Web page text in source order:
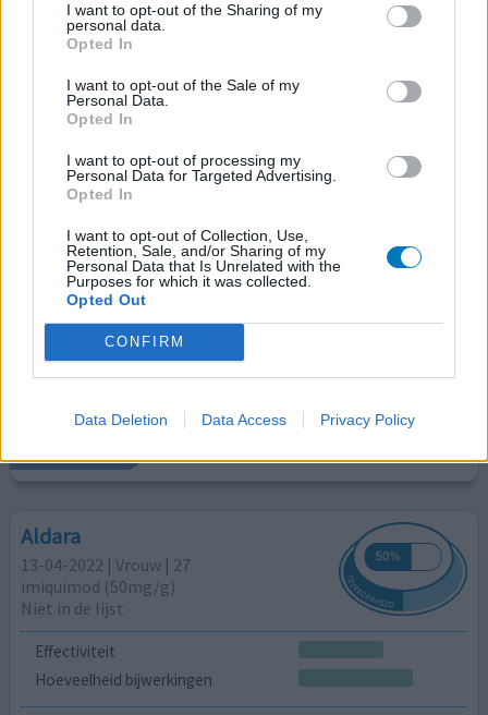
I want to opt-out of the Sharing of my
personal data.
Opted In
I want to opt-out of the Sale of my
Personal Data.
Opted In
I want to opt-out of processing my
Personal Data for Targeted Advertising.
Opted In
I want to opt-out of Collection, Use,
Retention, Sale, and/or Sharing of my
Personal Data that Is Unrelated with the
Purposes for which it was collected.
Opted Out
CONFIRM
Data Deletion Data Access Privacy Policy
Aldara
imiquimod (50mg/g)
Niet in de lijst
Effectiviteit
Hoeveelheid bijwerkingen
Vanwege voorstadium baarmoederhalskanker (pap3a1,
toen pap3a2) en afwijkende biopten (cin2/cin3) ben ik
gestart met de aldara creme na een gesprek met mijn
gynaecoloog. Omdat ik 31 ben en nog een kinderwens
heb is hier toen voor gekozen in plaats van gelijk een
lisexcisie. Het is een behandeling die nog redelijk nieuw is
maar de resultaten die er waren zagen er goed uit. H[lees
Aldara
13-04-2022 | Vrouw | 27
imiquimod (50mg/g)
Niet in de lijst
Effectiviteit
Hoeveelheid bijwerkingen